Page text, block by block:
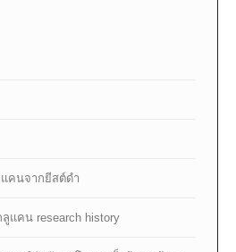
คนจากยีสต์ดำ
แคน research history